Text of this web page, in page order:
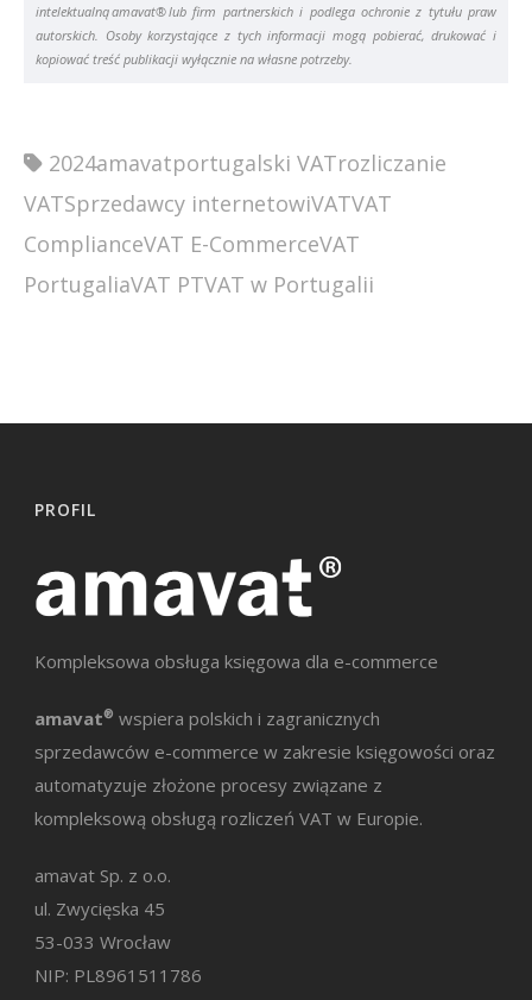
intelektualną amavat® lub firm partnerskich i podlega ochronie z tytułu praw
autorskich. Osoby korzystające z tych informacji mogą pobierać, drukować i
kopiować treść publikacji wyłącznie na własne potrzeby.
2024amavatportugalski VATrozliczanie
VATSprzedawcy internetowiVATVAT
ComplianceVAT E-CommerceVAT
PortugaliaVAT PTVAT w Portugalii
PROFIL
Kompleksowa obsługa księgowa dla e-commerce
amavat® wspiera polskich i zagranicznych
sprzedawców e-commerce w zakresie księgowości oraz
automatyzuje złożone procesy związane z
kompleksową obsługą rozliczeń VAT w Europie.
amavat Sp. z o.o.
ul. Zwycięska 45
53-033 Wrocław
NIP: PL8961511786